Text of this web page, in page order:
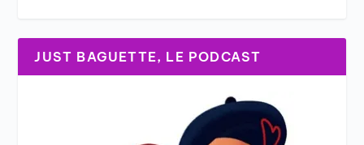
JUST BAGUETTE, LE PODCAST